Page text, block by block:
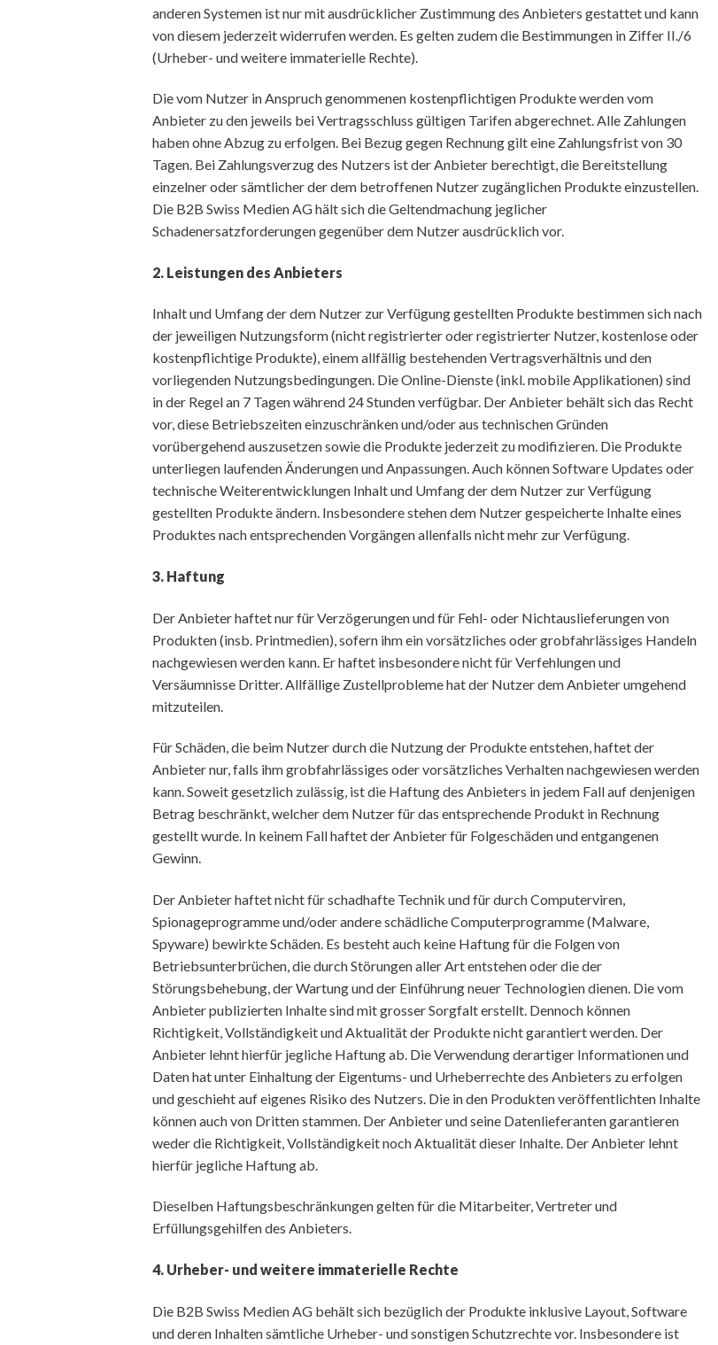
anderen Systemen ist nur mit ausdrücklicher Zustimmung des Anbieters gestattet und kann
von diesem jederzeit widerrufen werden. Es gelten zudem die Bestimmungen in Ziffer II./6
(Urheber- und weitere immaterielle Rechte).
Die vom Nutzer in Anspruch genommenen kostenpflichtigen Produkte werden vom
Anbieter zu den jeweils bei Vertragsschluss gültigen Tarifen abgerechnet. Alle Zahlungen
haben ohne Abzug zu erfolgen. Bei Bezug gegen Rechnung gilt eine Zahlungsfrist von 30
Tagen. Bei Zahlungsverzug des Nutzers ist der Anbieter berechtigt, die Bereitstellung
einzelner oder sämtlicher der dem betroffenen Nutzer zugänglichen Produkte einzustellen.
Die B2B Swiss Medien AG hält sich die Geltendmachung jeglicher
Schadenersatzforderungen gegenüber dem Nutzer ausdrücklich vor.
2. Leistungen des Anbieters
Inhalt und Umfang der dem Nutzer zur Verfügung gestellten Produkte bestimmen sich nach
der jeweiligen Nutzungsform (nicht registrierter oder registrierter Nutzer, kostenlose oder
kostenpflichtige Produkte), einem allfällig bestehenden Vertragsverhältnis und den
vorliegenden Nutzungsbedingungen. Die Online-Dienste (inkl. mobile Applikationen) sind
in der Regel an 7 Tagen während 24 Stunden verfügbar. Der Anbieter behält sich das Recht
vor, diese Betriebszeiten einzuschränken und/oder aus technischen Gründen
vorübergehend auszusetzen sowie die Produkte jederzeit zu modifizieren. Die Produkte
unterliegen laufenden Änderungen und Anpassungen. Auch können Software Updates oder
technische Weiterentwicklungen Inhalt und Umfang der dem Nutzer zur Verfügung
gestellten Produkte ändern. Insbesondere stehen dem Nutzer gespeicherte Inhalte eines
Produktes nach entsprechenden Vorgängen allenfalls nicht mehr zur Verfügung.
3. Haftung
Der Anbieter haftet nur für Verzögerungen und für Fehl- oder Nichtauslieferungen von
Produkten (insb. Printmedien), sofern ihm ein vorsätzliches oder grobfahrlässiges Handeln
nachgewiesen werden kann. Er haftet insbesondere nicht für Verfehlungen und
Versäumnisse Dritter. Allfällige Zustellprobleme hat der Nutzer dem Anbieter umgehend
mitzuteilen.
Für Schäden, die beim Nutzer durch die Nutzung der Produkte entstehen, haftet der
Anbieter nur, falls ihm grobfahrlässiges oder vorsätzliches Verhalten nachgewiesen werden
kann. Soweit gesetzlich zulässig, ist die Haftung des Anbieters in jedem Fall auf denjenigen
Betrag beschränkt, welcher dem Nutzer für das entsprechende Produkt in Rechnung
gestellt wurde. In keinem Fall haftet der Anbieter für Folgeschäden und entgangenen
Gewinn.
Der Anbieter haftet nicht für schadhafte Technik und für durch Computerviren,
Spionageprogramme und/oder andere schädliche Computerprogramme (Malware,
Spyware) bewirkte Schäden. Es besteht auch keine Haftung für die Folgen von
Betriebsunterbrüchen, die durch Störungen aller Art entstehen oder die der
Störungsbehebung, der Wartung und der Einführung neuer Technologien dienen. Die vom
Anbieter publizierten Inhalte sind mit grosser Sorgfalt erstellt. Dennoch können
Richtigkeit, Vollständigkeit und Aktualität der Produkte nicht garantiert werden. Der
Anbieter lehnt hierfür jegliche Haftung ab. Die Verwendung derartiger Informationen und
Daten hat unter Einhaltung der Eigentums- und Urheberrechte des Anbieters zu erfolgen
und geschieht auf eigenes Risiko des Nutzers. Die in den Produkten veröffentlichten Inhalte
können auch von Dritten stammen. Der Anbieter und seine Datenlieferanten garantieren
weder die Richtigkeit, Vollständigkeit noch Aktualität dieser Inhalte. Der Anbieter lehnt
hierfür jegliche Haftung ab.
Dieselben Haftungsbeschränkungen gelten für die Mitarbeiter, Vertreter und
Erfüllungsgehilfen des Anbieters.
4. Urheber- und weitere immaterielle Rechte
Die B2B Swiss Medien AG behält sich bezüglich der Produkte inklusive Layout, Software
und deren Inhalten sämtliche Urheber- und sonstigen Schutzrechte vor. Insbesondere ist